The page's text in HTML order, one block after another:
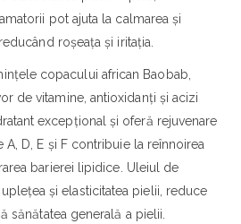
pot ajuta la calmarea și
roșeața și iritația.
copacului african Baobab,
de vitamine, antioxidanți și acizi
excepțional și oferă rejuvenare
A, D, E și F contribuie la reînnoirea
barierei lipidice. Uleiul de
și elasticitatea pielii, reduce
sănătatea generală a pielii.